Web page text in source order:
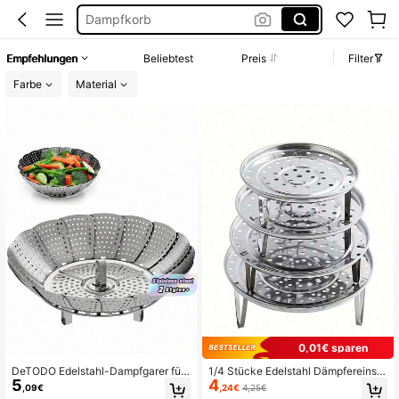
Dampfkorb
Empfehlungen Beliebtest Preis
Filter
Farbe
Material
DeTODO Edelstahl-Dampfgarer für
gedämpftes Gemüse
5 ,09€
0,01€ sparen
1/4 Stücke Edelstahl Dämpfereinsat
z - Mehrloch-Design, abnehmbar m
it Dämpferfüßen, leicht zu reinigen,
4 ,24€ 4,25€